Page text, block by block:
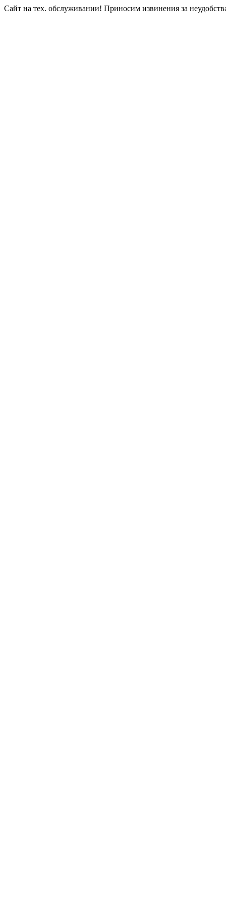
Сайт на тех. обслуживании! Приносим извинения за